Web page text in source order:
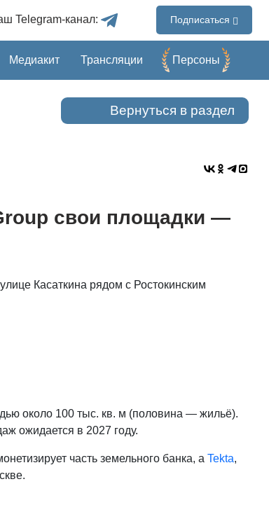
Telegram-канал: Подписаться
Медиакит Трансляции Перcоны
Вернуться в раздел
свои площадки —
Касаткина рядом с Ростокинским
около 100 тыс. кв. м (половина — жильё).
ожидается в 2027 году.
часть земельного банка, а Tekta,